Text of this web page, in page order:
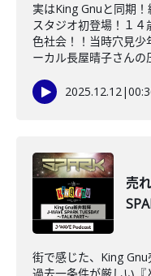
実はKing Gnuと同期
スタジオ初登場！１
色社会！！当時穴見
ーカル長屋晴子さんの
2025.12.12|
売
街で感じた、King